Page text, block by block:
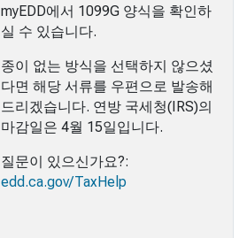
myEDD에서 1099G 양식을 확인하
실 수 있습니다.
종이 없는 방식을 선택하지 않으셨
다면 해당 서류를 우편으로 발송해
드리겠습니다. 연방 국세청(IRS)의
마감일은 4월 15일입니다.
질문이 있으신가요?:
edd.ca.gov/TaxHelp